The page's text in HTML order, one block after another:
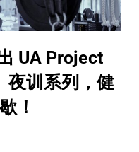
UA Project
夜训系列，健
！